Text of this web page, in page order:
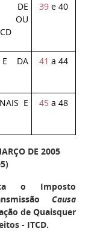
DE
OU
39 e 40
E DA
41 a 44
E
45 a 48
DE 2005
o Imposto
Causa
de Quaisquer
- ITCD.